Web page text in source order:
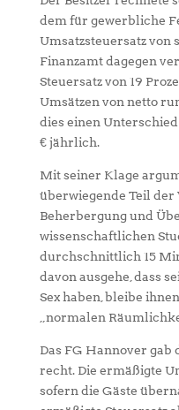
dem für gewerbliche
Umsatzsteuersatz von
Finanzamt dagegen
Steuersatz von 19
Umsätzen von netto
dies einen
€ jährlich.
Mit seiner Klage
überwiegende Teil
Beherbergung und
wissenschaftlichen
durchschnittlich 15
davon ausgehe, dass
Sex haben, bleibe
„normalen
Das FG Hannover gab
recht. Die ermäßigte
sofern die Gäste